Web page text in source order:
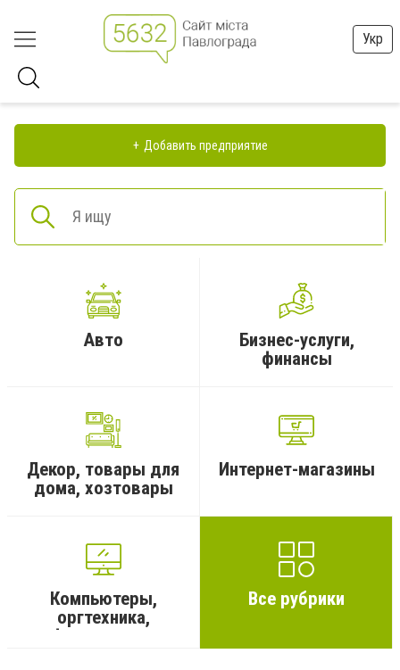
Укр
Добавить предприятие
Авто
Бизнес-услуги,
финансы
Декор, товары для
дома, хозтовары
Интернет-магазины
Компьютеры,
оргтехника,
информационные
Все рубрики